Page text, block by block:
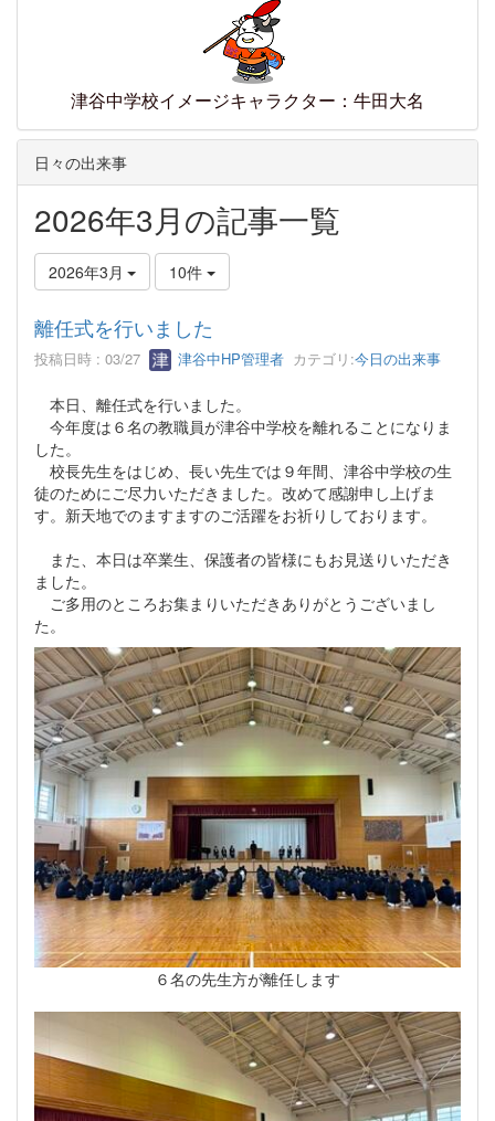
津谷中学校イメージキャラクター：牛田大名
日々の出来事
2026年3月の記事一覧
2026年3月 10件
離任式を行いました
投稿日時 : 03/27 津谷中HP管理者 カテゴリ:今日の出来事
本日、離任式を行いました。
今年度は６名の教職員が津谷中学校を離れることになりま
した。
校長先生をはじめ、長い先生では９年間、津谷中学校の生
徒のためにご尽力いただきました。改めて感謝申し上げま
す。新天地でのますますのご活躍をお祈りしております。
また、本日は卒業生、保護者の皆様にもお見送りいただき
ました。
ご多用のところお集まりいただきありがとうございまし
た。
６名の先生方が離任します